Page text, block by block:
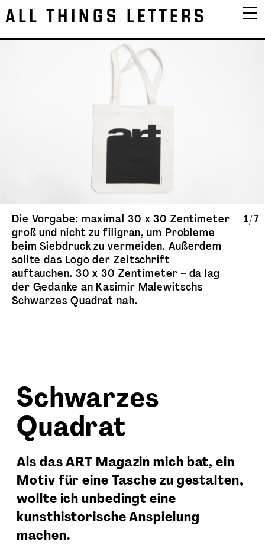
ALL THINGS LETTERS
Die Vorgabe: maximal 30 x 30 Zentimeter
groß und nicht zu filigran, um Probleme
beim Siebdruck zu vermeiden. Außerdem
sollte das Logo der Zeitschrift
auftauchen. 30 x 30 Zentimeter – da lag
der Gedanke an Kasimir Malewitschs
Schwarzes Quadrat nah.
1/7
Schwarzes
Quadrat
Als das ART Magazin mich bat, ein
Motiv für eine Tasche zu gestalten,
wollte ich unbedingt eine
kunsthistorische Anspielung
machen.